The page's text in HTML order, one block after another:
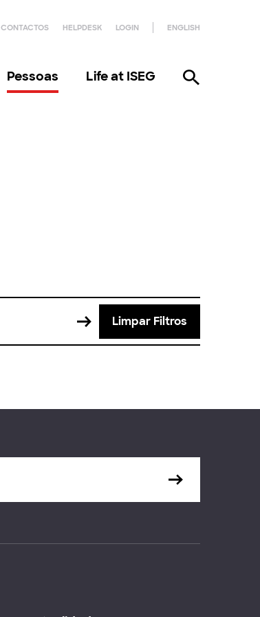
CONTACTOS HELPDESK LOGIN ENGLISH
Pessoas Life at ISEG
Limpar Filtros